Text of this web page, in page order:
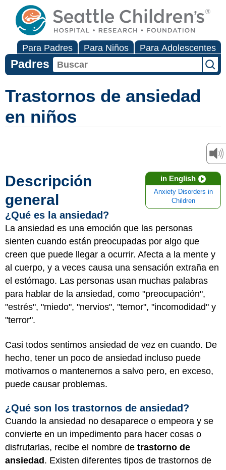
Para Padres Para Niños Para Adolescentes
Padres
Trastornos de ansiedad
en niños
in English
Anxiety Disorders in
Children
Descripción
general
¿Qué es la ansiedad?
La ansiedad es una emoción que las personas
sienten cuando están preocupadas por algo que
creen que puede llegar a ocurrir. Afecta a la mente y
al cuerpo, y a veces causa una sensación extraña en
el estómago. Las personas usan muchas palabras
para hablar de la ansiedad, como "preocupación",
"estrés", "miedo", "nervios", "temor", "incomodidad" y
"terror".
Casi todos sentimos ansiedad de vez en cuando. De
hecho, tener un poco de ansiedad incluso puede
motivarnos o mantenernos a salvo pero, en exceso,
puede causar problemas.
¿Qué son los trastornos de ansiedad?
Cuando la ansiedad no desaparece o empeora y se
convierte en un impedimento para hacer cosas o
disfrutarlas, recibe el nombre de trastorno de
ansiedad . Existen diferentes tipos de trastornos de